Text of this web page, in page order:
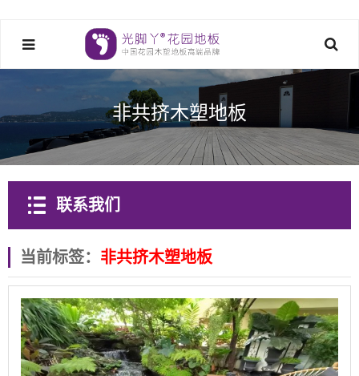
非共挤木塑地板
联系我们
当前标签： 非共挤木塑地板